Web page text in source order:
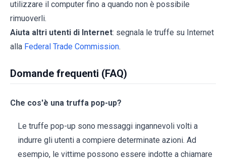
utilizzare il computer fino a quando non è possibile
rimuoverli.
Aiuta altri utenti di Internet: segnala le truffe su Internet
alla Federal Trade Commission.
Domande frequenti (FAQ)
Che cos'è una truffa pop-up?
Le truffe pop-up sono messaggi ingannevoli volti a
indurre gli utenti a compiere determinate azioni. Ad
esempio, le vittime possono essere indotte a chiamare